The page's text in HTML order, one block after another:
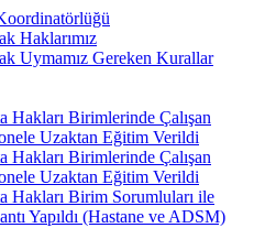
Haklarımız
Uymamız Gereken Kurallar
Hakları Birimlerinde Çalışan
Uzaktan Eğitim Verildi
Hakları Birimlerinde Çalışan
Uzaktan Eğitim Verildi
Hakları Birim Sorumluları ile
Yapıldı (Hastane ve ADSM)